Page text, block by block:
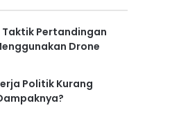
Pertandingan
Drone
Politik Kurang